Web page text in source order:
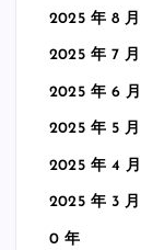
2025 年 8 月
2025 年 7 月
2025 年 6 月
2025 年 5 月
2025 年 4 月
2025 年 3 月
0 年